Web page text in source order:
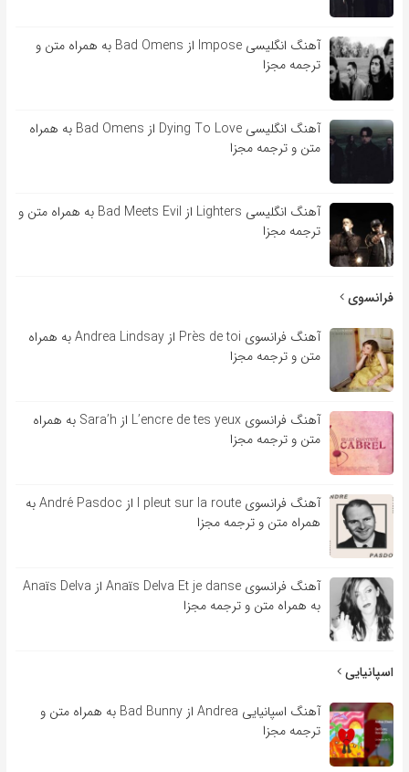
آهنگ انگلیسی Impose از Bad Omens به همراه متن و
ترجمه مجزا
آهنگ انگلیسی Dying To Love از Bad Omens به همراه
متن و ترجمه مجزا
آهنگ انگلیسی Lighters از Bad Meets Evil به همراه متن و
ترجمه مجزا
فرانسوی
آهنگ فرانسوی Près de toi از Andrea Lindsay به همراه
متن و ترجمه مجزا
آهنگ فرانسوی L’encre de tes yeux از Sara’h به همراه
متن و ترجمه مجزا
آهنگ فرانسوی l pleut sur la route از André Pasdoc به
همراه متن و ترجمه مجزا
آهنگ فرانسوی Anaïs Delva Et je danse از Anaïs Delva
به همراه متن و ترجمه مجزا
اسپانیایی
آهنگ اسپانیایی Andrea از Bad Bunny به همراه متن و
ترجمه مجزا